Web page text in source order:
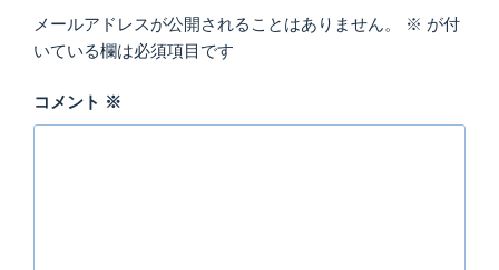
メールアドレスが公開されることはありません。 ※ が付
いている欄は必須項目です
コメント ※